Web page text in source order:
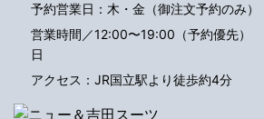
予約営業日：木・金（御注文予約のみ）
営業時間／12:00〜19:00（予約優先）
日
アクセス：JR国立駅より徒歩約4分